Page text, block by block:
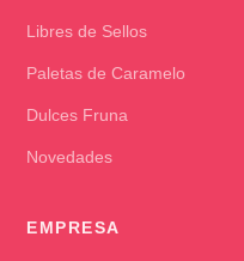
Libres de Sellos
Paletas de Caramelo
Dulces Fruna
Novedades
EMPRESA